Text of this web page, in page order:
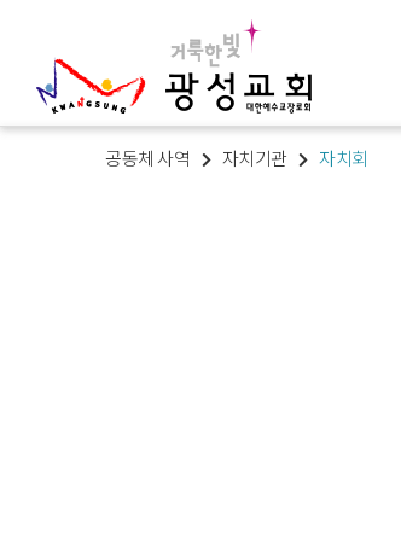
공동체 사역 자치기관 자치회